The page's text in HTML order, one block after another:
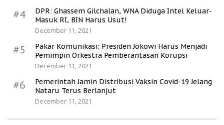
#4
DPR: Ghassem Gilchalan, WNA Diduga Intel Keluar-
Masuk RI, BIN Harus Usut!
December 11, 2021
#5
Pakar Komunikasi: Presiden Jokowi Harus Menjadi
Pemimpin Orkestra Pemberantasan Korupsi
December 11, 2021
#6
Pemerintah Jamin Distribusi Vaksin Covid-19 Jelang
Nataru Terus Berlanjut
December 11, 2021